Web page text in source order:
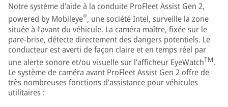
Notre système d’aide à la conduite ProFleet Assist Gen 2,
powered by Mobileye®, une société Intel, surveille la zone
située à l’avant du véhicule. La caméra maître, fixée sur le
pare-brise, détecte directement des dangers potentiels. Le
conducteur est averti de façon claire et en temps réel par
une alerte sonore et/ou visuelle sur l’afficheur EyeWatchTM.
Le système de caméra avant ProFleet Assist Gen 2 offre de
très nombreuses fonctions d’assistance pour véhicules
utilitaires :